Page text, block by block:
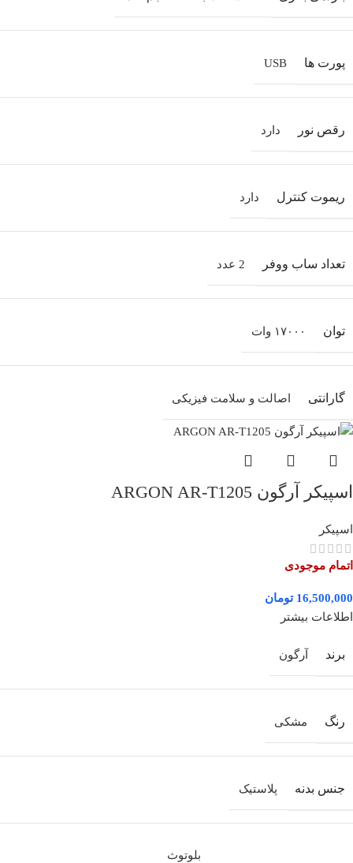
پورت‌ ها USB
رقص نور دارد
ریموت کنترل دارد
تعداد ساب‌ ووفر 2 عدد
توان ۱۷۰۰۰ وات
گارانتی اصالت و سلامت فیزیکی
اسپیکر آرگون ARGON AR-T1205
اسپیکر
اتمام موجودی
تومان
اطلاعات بیشتر
برند آرگون
رنگ مشکی
جنس بدنه پلاستیک
بلوتوث